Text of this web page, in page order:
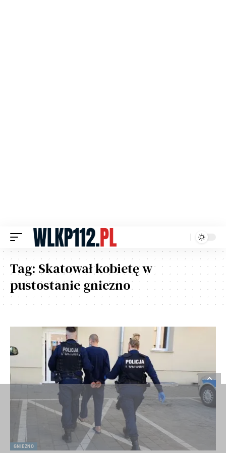
Tag: Skatował kobietę w
pustostanie gniezno
GNIEZNO